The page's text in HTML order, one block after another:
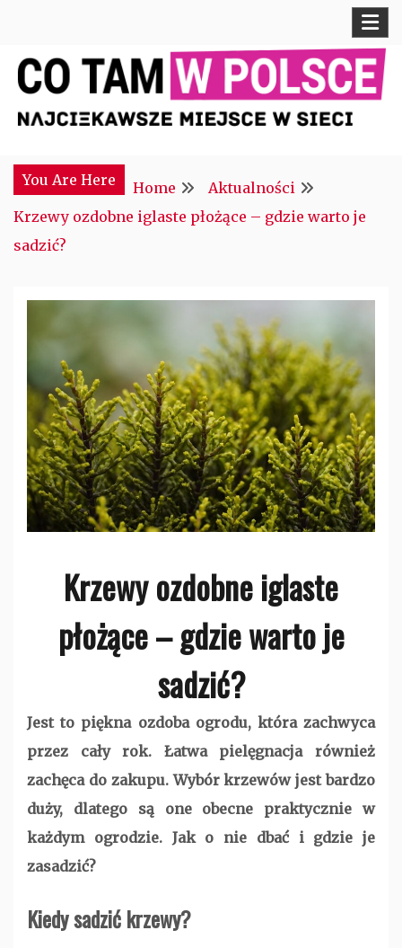
content
CTM POLONIA
You Are Here
Home
Aktualności
Krzewy ozdobne iglaste płożące – gdzie warto je
sadzić?
Krzewy ozdobne iglaste
płożące – gdzie warto je
sadzić?
Jest to piękna ozdoba ogrodu, która zachwyca
przez cały rok. Łatwa pielęgnacja również
zachęca do zakupu. Wybór krzewów jest bardzo
duży, dlatego są one obecne praktycznie w
każdym ogrodzie. Jak o nie dbać i gdzie je
zasadzić?
Kiedy sadzić krzewy?